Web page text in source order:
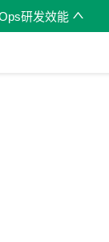
研发效能